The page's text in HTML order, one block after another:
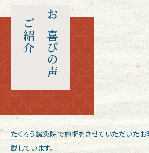
お喜びの声
ご紹介
たくろう鍼灸院で施術をさせていただいた
載しています。